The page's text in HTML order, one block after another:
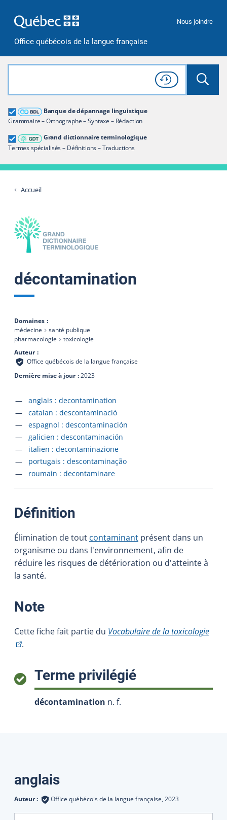
Office québécois de la langue française
Nous joindre
Rechercher dans tout le site
Lancer
Consulter l'
Historique
de recherche
Banque de dépannage linguistique
Grammaire – Orthographe – Syntaxe – Rédaction
Grand dictionnaire terminologique
Termes spécialisés – Définitions – Traductions
Grand dictionnaire terminologique
Restreindre aux termes
Accueil
décontamination
Domaines
médecine
santé publique
pharmacologie
toxicologie
Auteur
Office québécois de la langue française
Dernière mise à jour 2023
Accéder à la fiche en
anglais : decontamination
Accéder à la fiche en
catalan : descontaminació
Accéder à la fiche en
espagnol : descontaminación
Accéder à la fiche en
galicien : descontaminación
Accéder à la fiche en
italien : decontaminazione
Accéder à la fiche en
portugais : descontaminação
Accéder à la fiche en
roumain : decontaminare
Définition
Élimination de tout contaminant présent dans un
organisme ou dans l'environnement, afin de
réduire les risques de détérioration ou d'atteinte à
la santé.
Note:
Cette fiche fait partie du Vocabulaire de la toxicologie(Cet
.
Terme privilégié:
décontamination n. f.
Traductions
anglais
Auteur : Office québécois de la langue française, 2023